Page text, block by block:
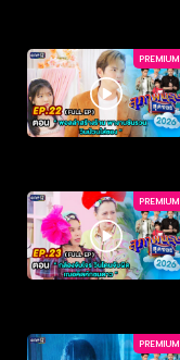
PREMIUM
PREMIUM
PREMIUM